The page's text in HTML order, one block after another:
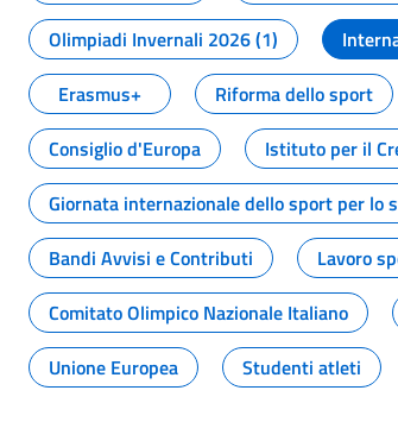
Olimpiadi Invernali 2026 (1)
Erasmus+
Riforma dello sport
Consiglio d'Europa
Istituto per il
Giornata internazionale dello sport per lo
Bandi Avvisi e Contributi
Lavoro
Comitato Olimpico Nazionale Italiano
Unione Europea
Studenti atleti